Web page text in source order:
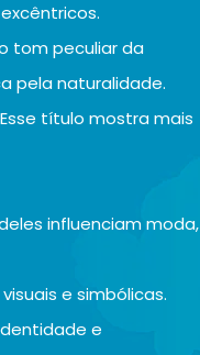
tom peculiar da
pela naturalidade.
título mostra mais
influenciam moda,
e simbólicas.
e